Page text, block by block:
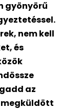
gyönyörű
nem kell
és
az